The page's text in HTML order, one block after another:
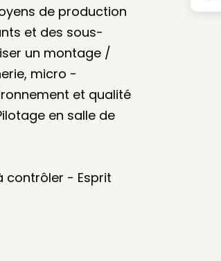
de production
et des sous-
un montage /
micro -
et qualité
en salle de
contrôler - Esprit